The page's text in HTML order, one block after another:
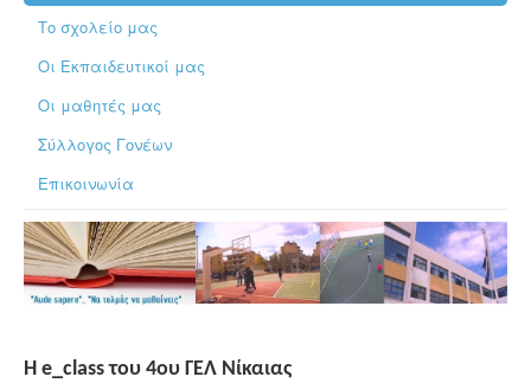
Το σχολείο μας
Οι Εκπαιδευτικοί μας
Οι μαθητές μας
Σύλλογος Γονέων
Επικοινωνία
H e_class του 4ου ΓΕΛ Νίκαιας